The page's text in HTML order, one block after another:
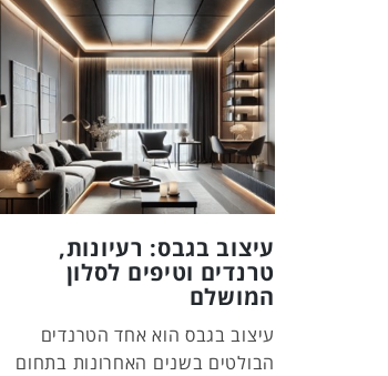
עיצוב בגבס: רעיונות,
טרנדים וטיפים לסלון
המושלם
עיצוב בגבס הוא אחד הטרנדים
הבולטים בשנים האחרונות בתחום